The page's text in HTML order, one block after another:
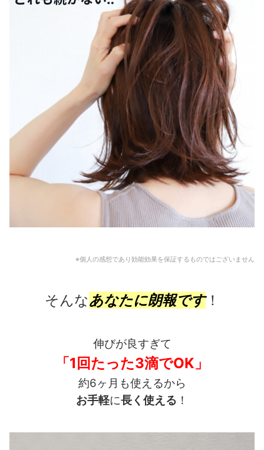
※個人の感想であり効能効果を保証するものではございません
そんなあなたに朗報です！
伸びが良すぎて
「1回たった3滴でOK」
約6ヶ月も使えるから
お手軽に長く使える ！